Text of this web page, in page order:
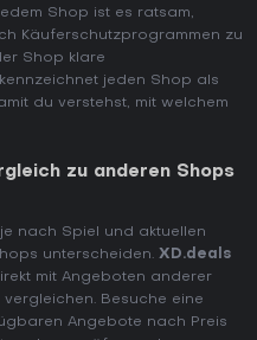
Shop ist es ratsam,
Käuferschutzprogrammen zu
Shop klare
jeden Shop als
du verstehst, mit welchem
zu anderen Shops
nach Spiel und aktuellen
unterscheiden. XD.deals
mit Angeboten anderer
Besuche eine
Angebote nach Preis